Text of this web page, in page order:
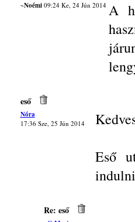
~Noémi09:24 Ke, 24 Jún 2014 A
eső
Nóra
17:36 Sze, 25 Jún 2014
Eső
Re: eső